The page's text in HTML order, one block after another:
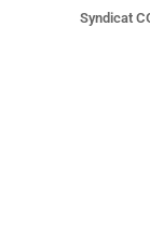
Syndicat